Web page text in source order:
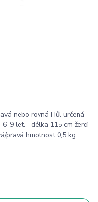
nebo rovná Hůl určená
6-9 let. délka 115 cm žerď
pravá hmotnost 0,5 kg